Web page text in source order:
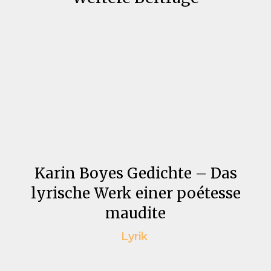
Karin Boyes Gedichte – Das
lyrische Werk einer poétesse
maudite
Lyrik